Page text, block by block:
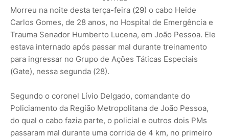
Morreu na noite desta terça-feira (29) o cabo Heide
Carlos Gomes, de 28 anos, no Hospital de Emergência e
Trauma Senador Humberto Lucena, em João Pessoa. Ele
estava internado após passar mal durante treinamento
para ingressar no Grupo de Ações Táticas Especiais
(Gate), nessa segunda (28).
Segundo o coronel Lívio Delgado, comandante do
Policiamento da Região Metropolitana de João Pessoa,
do qual o cabo fazia parte, o policial e outros dois PMs
passaram mal durante uma corrida de 4 km, no primeiro